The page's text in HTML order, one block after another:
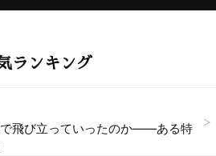
ランキング
飛び立っていったのか——ある特